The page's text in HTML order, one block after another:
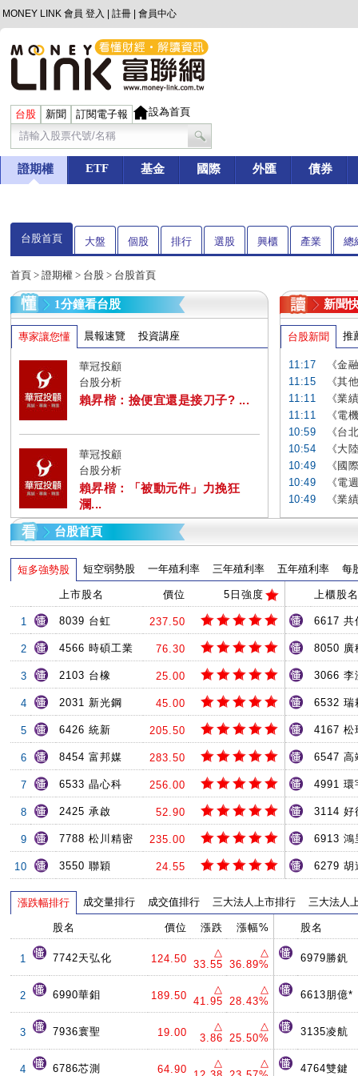
MONEY LINK 會員 登入 註冊 會員中心
台股 新聞 訂閱電子報 設為首頁
證期權 ETF 基金 國際 外匯 債券
台股首頁 大盤 個股 排行 選股 興櫃 產業 總
首頁 > 證期權 > 台股 > 台股首頁
1分鐘看台股
專家讓您懂 晨報速覽 投資講座
華冠投顧
台股分析
賴昇楷：撿便宜還是接刀子? ...
華冠投顧
台股分析
賴昇楷：「被動元件」力挽狂
瀾...
新聞
台股新聞 推
11:17
《金
11:15
《其
11:11
《業
11:11
《電
10:59
《台
10:54
《大
10:49
《國
10:49
《電
10:49
《業
台股首頁
短多強勢股 短空弱勢股 一年殖利率 三年殖利率 五年殖利率 每
上市股名 價位 5日強度
1 8039 台虹 237.50
2 4566 時碩工業 76.30
3 2103 台橡 25.00
4 2031 新光鋼 45.00
5 6426 統新 205.50
6 8454 富邦媒 283.50
7 6533 晶心科 256.00
8 2425 承啟 52.90
9 7788 松川精密 235.00
10 3550 聯穎 24.55
上櫃股名
6617 共
8050 廣
3066 李
6532 瑞
4167 松
6547 高
4991 環
3114 好
6913 鴻
6279 胡
漲跌幅排行 成交量排行 成交值排行 三大法人上市排行 三大法人
股名 價位 漲跌 漲幅%
1 7742天弘化 124.50
△
33.55
△
36.89%
2 6990華鉬 189.50
△
41.95
△
28.43%
3 7936寰聖 19.00
△
3.86
△
25.50%
4 6786芯測 64.90
△
△
股名
6979勝釩
6613朋億*
3135凌航
4764雙鍵